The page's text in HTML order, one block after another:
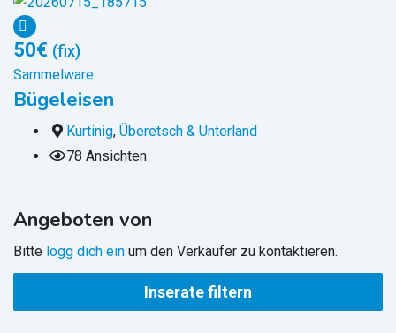
50€ (fix)
Sammelware
Bügeleisen
Kurtinig, Überetsch & Unterland
78 Ansichten
Angeboten von
Bitte logg dich ein um den Verkäufer zu kontaktieren.
Inserate filtern